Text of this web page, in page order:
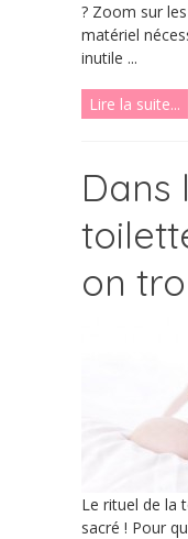
? Zoom sur
matériel
inutile ...
Lire la suite...
Dans
on
Le rituel de la
sacré ! Pour